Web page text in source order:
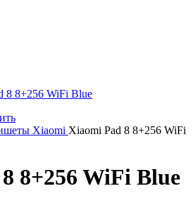
Xiaomi Xiaomi Pad 8 8+256 WiFi
8+256 WiFi Blue